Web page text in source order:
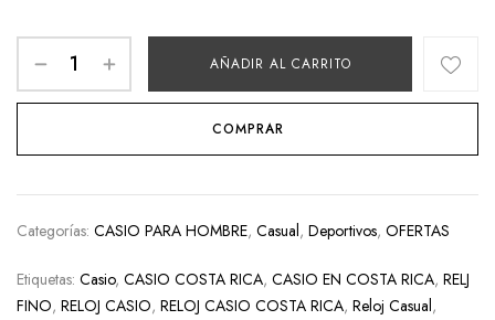
AÑADIR AL CARRITO
COMPRAR
Categorías: CASIO PARA HOMBRE, Casual, Deportivos, OFERTAS
Etiquetas: Casio, CASIO COSTA RICA, CASIO EN COSTA RICA, RELJ
FINO, RELOJ CASIO, RELOJ CASIO COSTA RICA, Reloj Casual,